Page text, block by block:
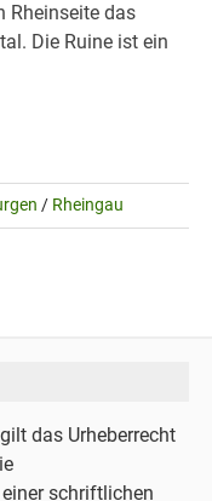
Rheinseite das
Die Ruine ist ein
/ Rheingau
das Urheberrecht
schriftlichen